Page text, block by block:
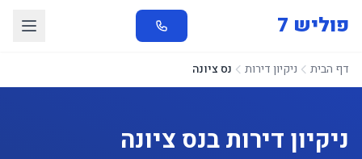
פוליש 7
דף הבית ניקיון דירות נס ציונה
ניקיון דירות בנס ציונה